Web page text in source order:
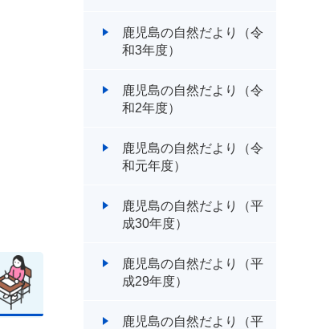
鹿児島の自然だより（令
和3年度）
鹿児島の自然だより（令
和2年度）
鹿児島の自然だより（令
和元年度）
鹿児島の自然だより（平
成30年度）
鹿児島の自然だより（平
成29年度）
鹿児島の自然だより（平